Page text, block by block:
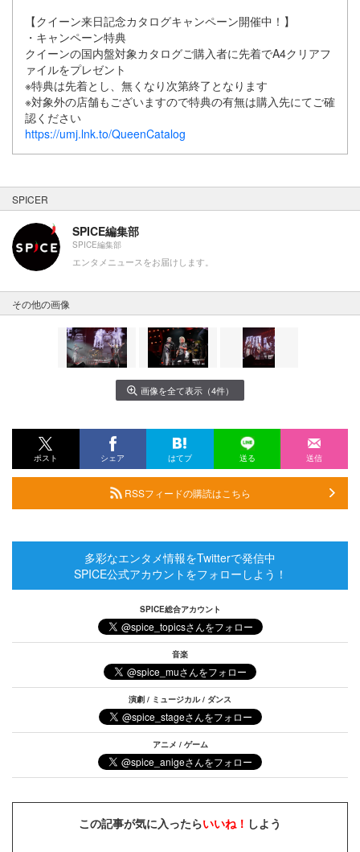
【クイーン来日記念カタログキャンペーン開催中！】
・キャンペーン特典
クイーンの国内盤対象カタログご購入者に先着でA4クリアフ
ァイルをプレゼント
※特典は先着とし、無くなり次第終了となります
※対象外の店舗もございますので特典の有無は購入先にてご確
認ください
https://umj.lnk.to/QueenCatalog
SPICER
SPICE編集部
SPICE編集部
エンタメニュースをお届けします。
その他の画像
画像を全て表示（4件）
ポスト シェア はてブ 送る 送信
RSSフィードの購読はこちら
多彩なエンタメ情報をTwitterで発信中
SPICE公式アカウントをフォローしよう！
SPICE総合アカウント
音楽
演劇 / ミュージカル / ダンス
アニメ / ゲーム
この記事が気に入ったらいいね！ しよう